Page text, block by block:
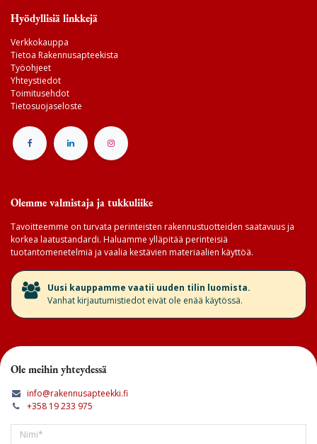
Hyödyllisiä linkkejä
Verkkokauppa
Tietoa Rakennusapteekista
Työohjeet
Yhteystiedot
Toimitusehdot
Tietosuojaseloste
Olemme valmistaja ja tukkuliike
Tavoitteemme on turvata perinteisten rakennustuotteiden saatavuus ja
korkea laatustandardi. Haluamme ylläpitää perinteisiä
tuotantomenetelmiä ja vaalia kestävien materiaalien käyttöä.
​Uusi kauppamme vaatii uuden tilin luomista.
Vanhat kirjautumistiedot eivät ole enää käytössä.
Ole meihin yhteydessä
info@rakennusapteekki.fi
+358 19 233 975